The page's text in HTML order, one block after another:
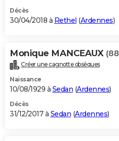
Décès
30/04/2018 à Rethel (Ardennes)
Monique MANCEAUX
Créer une cagnotte obsèques
Naissance
10/08/1929 à Sedan (Ardennes)
Décès
31/12/2017 à Sedan (Ardennes)